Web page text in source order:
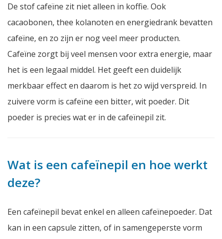
De stof cafeïne zit niet alleen in koffie. Ook
cacaobonen, thee kolanoten en energiedrank bevatten
cafeïne, en zo zijn er nog veel meer producten.
Cafeïne zorgt bij veel mensen voor extra energie, maar
het is een legaal middel. Het geeft een duidelijk
merkbaar effect en daarom is het zo wijd verspreid. In
zuivere vorm is cafeïne een bitter, wit poeder. Dit
poeder is precies wat er in de cafeïnepil zit.
Wat is een cafeïnepil en hoe werkt
deze?
Een cafeïnepil bevat enkel en alleen cafeïnepoeder. Dat
kan in een capsule zitten, of in samengeperste vorm